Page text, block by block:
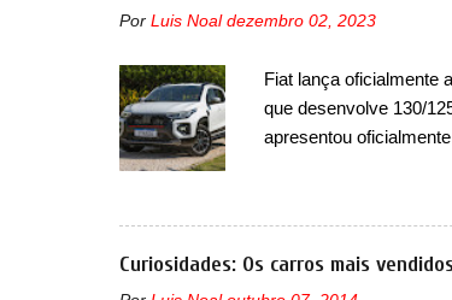
ventilador HVAC
microprocessador do
perda de força motriz,
Por Luis Noal dezembro 02, 2023
Fiat lança oficialmente
que desenvolve 130/
apresentou
automático CVT no
do motor 1.0 12v
concorrentes, a Fiat
Curiosidades: Os carros mais